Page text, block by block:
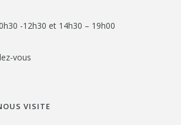
-12h30 et 14h30 – 19h00
vous
VISITE